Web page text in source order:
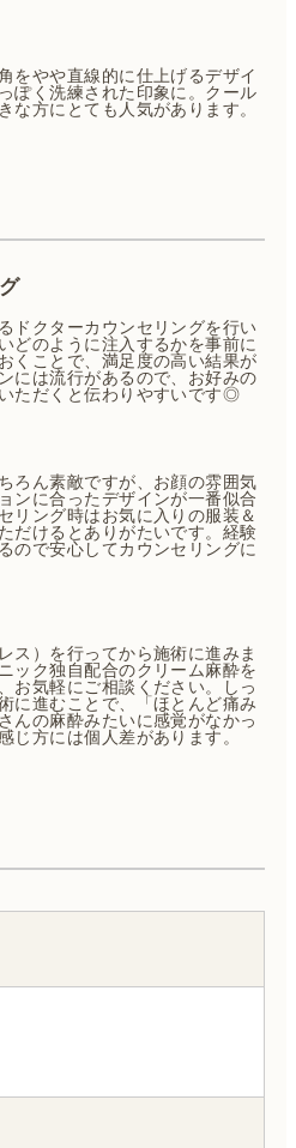
をやや直線的に仕上げるデザイ
ぽく洗練された印象に。クール
な方にとても人気があります。
ドクターカウンセリングを行い
どのように注入するかを事前に
くことで、満足度の高い結果が
には流行があるので、お好みの
ただくと伝わりやすいです◎
ろん素敵ですが、お顔の雰囲気
ンに合ったデザインが一番似合
リング時はお気に入りの服装＆
だけるとありがたいです。経験
ので安心してカウンセリングに
ス）を行ってから施術に進みま
ック独自配合のクリーム麻酔を
お気軽にご相談ください。しっ
に進むことで、「ほとんど痛み
んの麻酔みたいに感覚がなかっ
方には個人差があります。